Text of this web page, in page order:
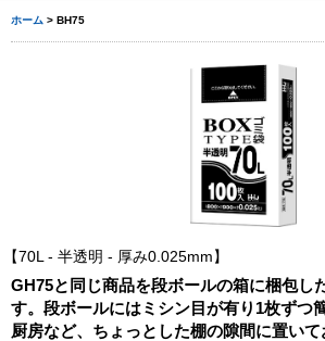
ホーム > BH75
70L - 半透明 - 厚み0.025mm
GH75と同じ商品を段ボールの箱に梱包し
す。段ボールにはミシン目が有り1枚ずつ
厨房など、ちょっとした棚の隙間に置いて